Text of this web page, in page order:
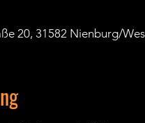
20, 31582 Nienburg/